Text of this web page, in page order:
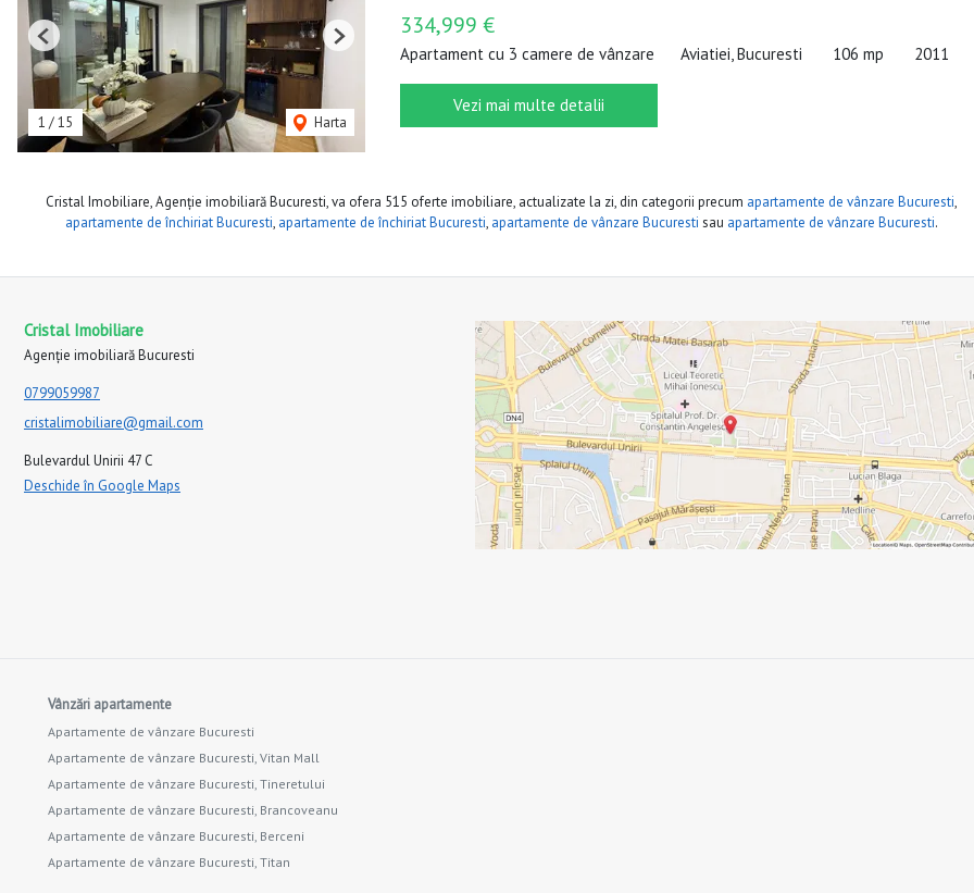
1 /15 Harta
Previous Next
334,999 €
Apartament cu 3 camere de vânzare Aviatiei, Bucuresti 106 mp 2011
Vezi mai multe detalii
Cristal Imobiliare, Agenție imobiliară Bucuresti, va ofera 515 oferte imobiliare, actualizate la zi, din categorii precum apartamente de vânzare Bucuresti,
apartamente de închiriat Bucuresti, apartamente de închiriat Bucuresti, apartamente de vânzare Bucuresti sau apartamente de vânzare Bucuresti.
Cristal Imobiliare
Agenție imobiliară Bucuresti
0799059987
cristalimobiliare@gmail.com
Bulevardul Unirii 47 C
Deschide în Google Maps
Vânzări apartamente
Apartamente de vânzare Bucuresti
Apartamente de vânzare Bucuresti, Vitan Mall
Apartamente de vânzare Bucuresti, Tineretului
Apartamente de vânzare Bucuresti, Brancoveanu
Apartamente de vânzare Bucuresti, Berceni
Apartamente de vânzare Bucuresti, Titan